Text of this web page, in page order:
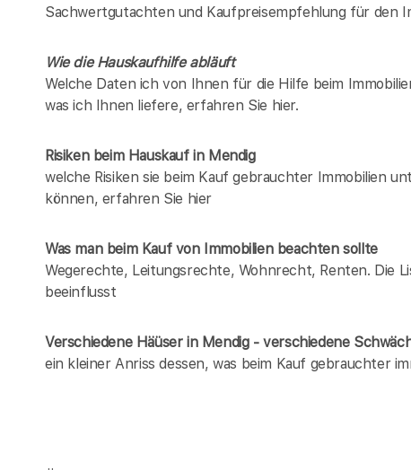
Sachwertgutachten und Kaufpreisempfehlung für den
Wie die Hauskaufhilfe abläuft
Welche Daten ich von Ihnen für die Hilfe beim
was ich Ihnen liefere, erfahren Sie hier.
Risiken beim Hauskaufin Mendig
welche Risiken sie beim Kauf gebrauchter Immobilien
können, erfahren Sie hier
Was man beim Kauf von Immobilien beachten sollte
Wegerechte, Leitungsrechte, Wohnrecht, Renten. Die
beeinflusst
Verschiedene Häüser in Mendig - verschiedene
ein kleiner Anriss dessen, was beim Kauf gebrauchter